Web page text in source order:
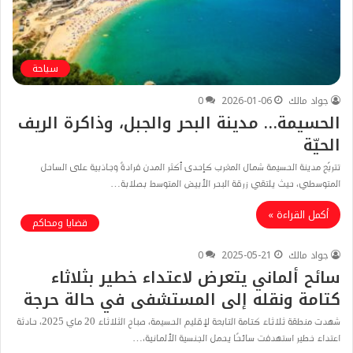
سياحة
جواد مالك
2026-01-06
0
الحسيمة… مدينة البحر والجبل، وذاكرة الريف
الحيّة
تتربّع مدينة الحسيمة شمال المغرب كإحدى أكثر المدن فرادةً وجاذبية على الساحل
المتوسطي، حيث يلتقي زرقة البحر الأبيض المتوسط بصلابة…
أكمل القراءة »
قضايا ومحاكم
جواد مالك
2025-05-21
0
سائح ألماني يتعرض لاعتداء خطير بثلاثاء
كتامة ونقله إلى المستشفى في حالة حرجة
شهدت منطقة ثلاثاء كتامة التابعة لإقليم الحسيمة، صباح الثلاثاء 20 ماي 2025، حادثة
اعتداء خطير استهدفت سائحًا يحمل الجنسية الألمانية،…